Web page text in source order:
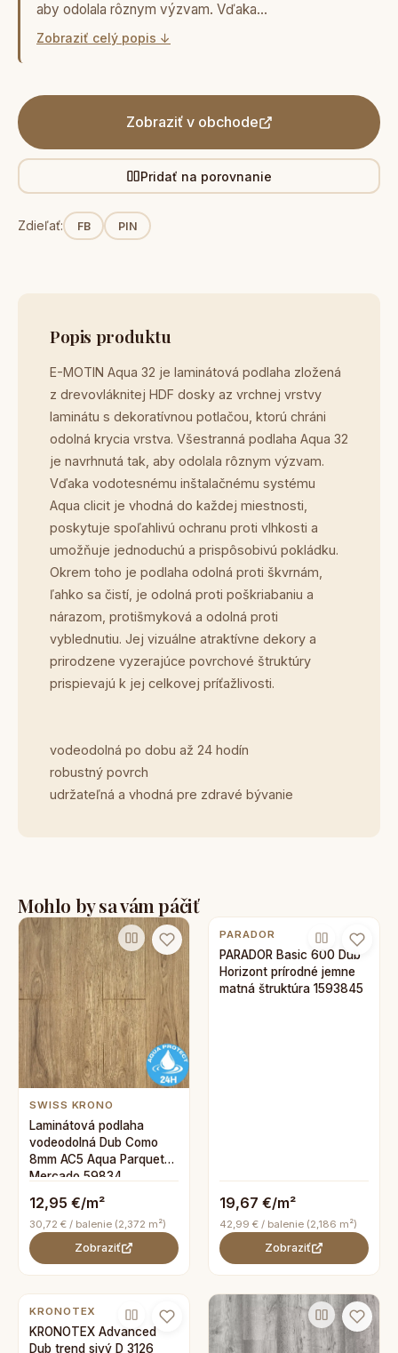
aby odolala rôznym výzvam. Vďaka…
Zobraziť celý popis ↓
Zobraziť v obchode
Pridať na porovnanie
Zdieľať: FB PIN
Popis produktu
E-MOTIN Aqua 32 je laminátová podlaha zložená
z drevovláknitej HDF dosky az vrchnej vrstvy
laminátu s dekoratívnou potlačou, ktorú chráni
odolná krycia vrstva. Všestranná podlaha Aqua 32
je navrhnutá tak, aby odolala rôznym výzvam.
Vďaka vodotesnému inštalačnému systému
Aqua clicit je vhodná do každej miestnosti,
poskytuje spoľahlivú ochranu proti vlhkosti a
umožňuje jednoduchú a prispôsobivú pokládku.
Okrem toho je podlaha odolná proti škvrnám,
ľahko sa čistí, je odolná proti poškriabaniu a
nárazom, protišmyková a odolná proti
vyblednutiu. Jej vizuálne atraktívne dekory a
prirodzene vyzerajúce povrchové štruktúry
prispievajú k jej celkovej príťažlivosti.
vodeodolná po dobu až 24 hodín
robustný povrch
udržateľná a vhodná pre zdravé bývanie
Mohlo by sa vám páčiť
SWISS KRONO
Laminátová podlaha
vodeodolná Dub Como
8mm AC5 Aqua Parquet
Mercado 59834
12,95 €/m²
30,72 € / balenie (2,372 m²)
Zobraziť
PARADOR
PARADOR Basic 600 Dub
Horizont prírodné jemne
matná štruktúra 1593845
19,67 €/m²
42,99 € / balenie (2,186 m²)
Zobraziť
KRONOTEX
KRONOTEX Advanced
Dub trend sivý D 3126